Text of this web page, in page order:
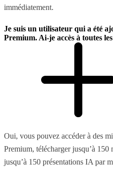
immédiatement.
Je suis un utilisateur qui a été
Premium. Ai-je accès à toutes
Oui, vous pouvez accéder à des
Premium, télécharger jusqu’à 150
jusqu’à 150 présentations IA par